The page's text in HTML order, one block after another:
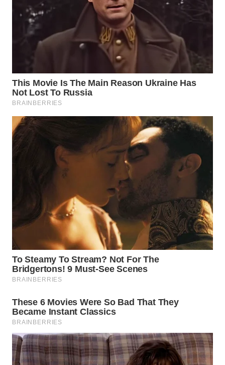
CIANJUR
WN
KEPULAUAN
WN
TANGERANG
WN
BINJAI
INDRAMAYU
KUNINGAN
WN
MAJALENGKA
WN
SUBANG
WN
SUKABUMI